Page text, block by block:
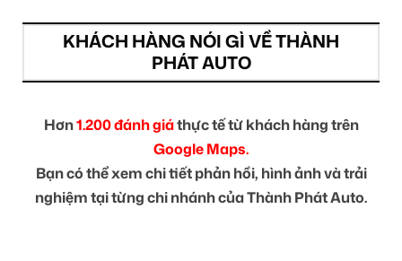
KHÁCH HÀNG NÓI GÌ VỀ THÀNH
PHÁT AUTO
Hơn1.200 đánh giáthực tế từ khách hàng trên
Google Maps.
Bạn có thể xem chi tiết phản hồi, hình ảnh và trải
nghiệm tại từng chi nhánh của Thành Phát Auto.